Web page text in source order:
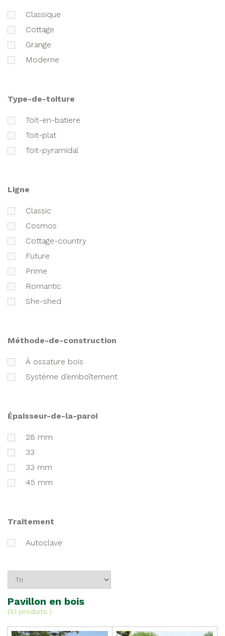
classique
cottage
grange
moderne
type-de-toiture
toit-en-batiere
toit-plat
toit-pyramidal
ligne
classic
cosmos
cottage-country
future
prime
romantic
she-shed
méthode-de-construction
à ossature bois
Système d’emboîtement
épaisseur-de-la-paroi
28 mm
33
33 mm
45 mm
traitement
Autoclave
Pavillon en bois
(51 produits )